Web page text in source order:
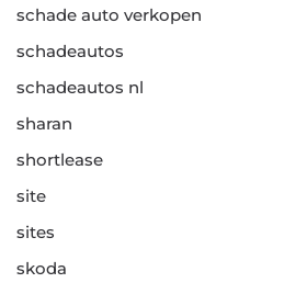
schade auto verkopen
schadeautos
schadeautos nl
sharan
shortlease
site
sites
skoda